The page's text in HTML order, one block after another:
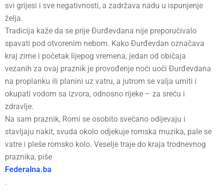
svi grijesi i sve negativnosti, a zadržava nadu u ispunjenje
želja.
Tradicija kaže da se prije Đurđevdana nije preporučivalo
spavati pod otvorenim nebom. Kako Đurđevdan označava
kraj zime i početak lijepog vremena, jedan od običaja
vezanih za ovaj praznik je provođenje noći uoči Đurđevdana
na proplanku ili planini uz vatru, a jutrom se valja umiti i
okupati vodom sa izvora, odnosno rijeke – za sreću i
zdravlje.
Na sam praznik, Romi se osobito svečano odijevaju i
stavljaju nakit, svuda okolo odjekuje romska muzika, pale se
vatre i pleše romsko kolo. Veselje traje do kraja trodnevnog
praznika, piše
Federalna.ba
.